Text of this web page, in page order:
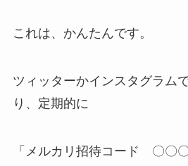
これは、かんたんです。
ツィッターかインスタグラム
り、定期的に
「メルカリ招待コード 〇〇